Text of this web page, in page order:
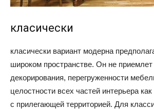
класически
класически вариант модерна
широком пространстве. Он не
декорирования, перегруженности
целостности всех частей интерьера
с прилегающей территорией. Для